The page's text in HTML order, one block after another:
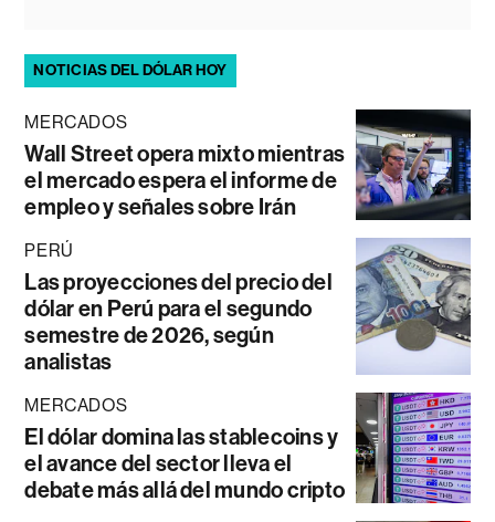
NOTICIAS DEL DÓLAR HOY
MERCADOS
Wall Street opera mixto mientras
el mercado espera el informe de
empleo y señales sobre Irán
PERÚ
Las proyecciones del precio del
dólar en Perú para el segundo
semestre de 2026, según
analistas
MERCADOS
El dólar domina las stablecoins y
el avance del sector lleva el
debate más allá del mundo cripto